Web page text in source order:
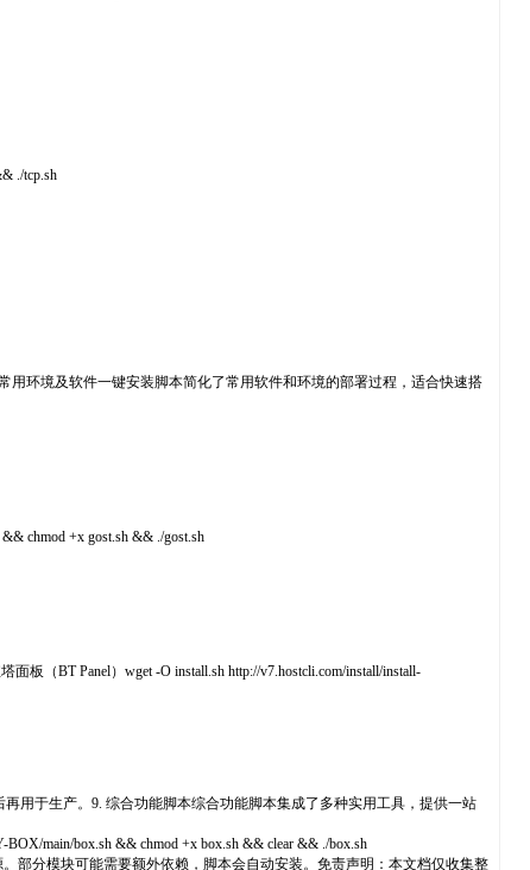
./tcp.sh
环境及软件一键安装脚本简化了常用软件和环境的部署过程，适合快速搭
chmod +x gost.sh && ./gost.sh
板（BT Panel）wget -O install.sh http://v7.hostcli.com/install/install-
用于生产。9. 综合功能脚本综合功能脚本集成了多种实用工具，提供一站
main/box.sh && chmod +x box.sh && clear && ./box.sh
部分模块可能需要额外依赖，脚本会自动安装。免责声明：本文档仅收集整